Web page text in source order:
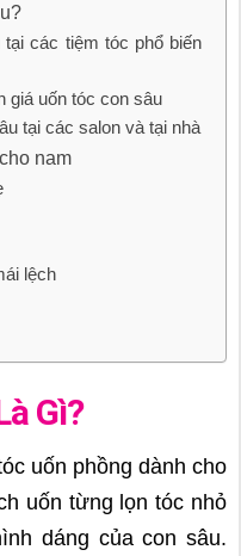
tại các tiệm tóc phổ biến
giá uốn tóc con sâu
tại các salon và tại nhà
nam
lệch
Gì?
uốn phồng dành cho
uốn từng lọn tóc nhỏ
dáng của con sâu.